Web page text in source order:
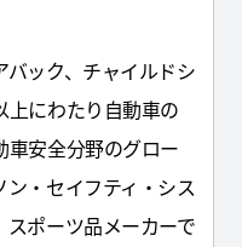
ック、チャイルドシ
上にわたり自動車の
車安全分野のグロー
・セイフティ・シス
ポーツ品メーカーで